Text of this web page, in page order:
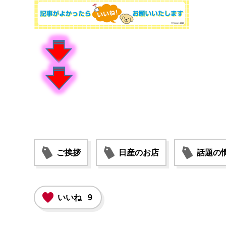
ご挨拶 日産のお店 話題の
いいね 9